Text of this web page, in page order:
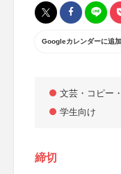
Googleカレンダーに追加
文芸・コピー
学生向け
締切